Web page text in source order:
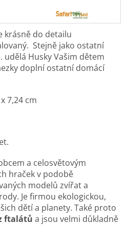
krásně do detailu
Stejně jako ostatní
Husky Vašim dětem
doplní ostatní domácí
7,24 cm
a celosvětovým
hraček v podobě
modelů zvířat a
Jefirmou ekologickou,
dětí a planety. Také proto
ftalátů a jsou velmi důkladně